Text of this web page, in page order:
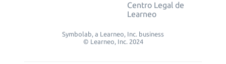
Centro Legal de
Learneo
Symbolab, a Learneo, Inc. business
© Learneo, Inc. 2024